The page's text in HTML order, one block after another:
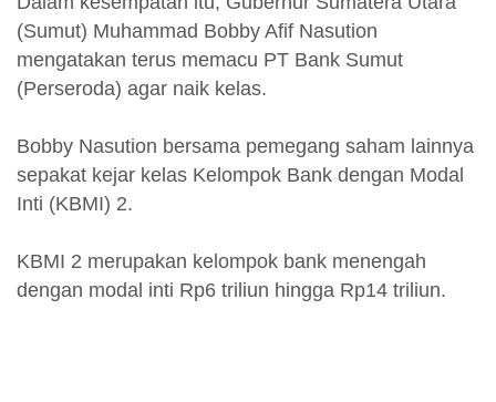
(Sumut) Muhammad Bobby Afif Nasution
mengatakan terus memacu PT Bank Sumut
(Perseroda) agar naik kelas.
Bobby Nasution bersama pemegang saham lainnya
sepakat kejar kelas Kelompok Bank dengan Modal
Inti (KBMI) 2.
KBMI 2 merupakan kelompok bank menengah
dengan modal inti Rp6 triliun hingga Rp14 triliun.